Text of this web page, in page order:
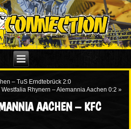
– TuS Erndtebrück 2:0
Rhynern – Alemannia Aachen 0:2 »
AACHEN – KFC